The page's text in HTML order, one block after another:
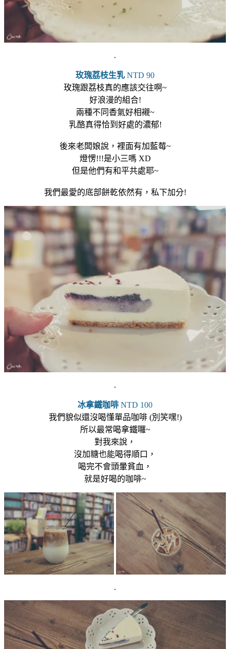
.
玫瑰荔枝生乳 NTD 90
玫瑰跟荔枝真的應該交往啊~
好浪漫的組合!
兩種不同香氣好相襯~
乳酪真得恰到好處的濃郁!
後來老闆娘說，裡面有加藍莓~
燈愣!!!是小三嗎 XD
但是他們有和平共處耶~
我們最愛的底部餅乾依然有，私下加分!
.
冰拿鐵咖啡 NTD 100
我們貌似還沒喝懂單品咖啡 (別笑嘿!)
所以最常喝拿鐵囉~
對我來說，
沒加糖也能喝得順口，
喝完不會頭暈貧血，
就是好喝的咖啡~
.